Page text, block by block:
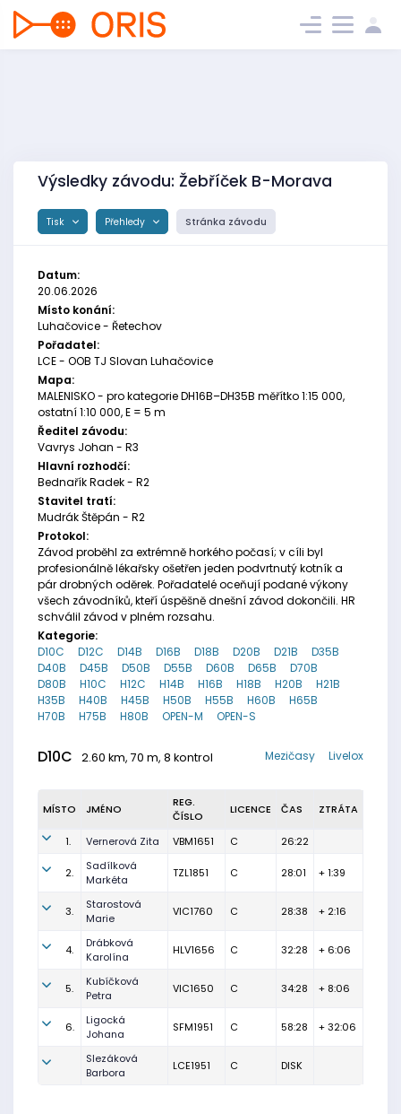
Výsledky závodu: Žebříček B-Morava
Tisk Přehledy Stránka závodu
Datum:
20.06.2026
Místo konání:
Luhačovice - Řetechov
Pořadatel:
LCE - OOB TJ Slovan Luhačovice
Mapa:
MALENISKO - pro kategorie DH16B–DH35B měřítko 1:15 000,
ostatní 1:10 000, E = 5 m
Ředitel závodu:
Vavrys Johan - R3
Hlavní rozhodčí:
Bednařík Radek - R2
Stavitel tratí:
Mudrák Štěpán - R2
Protokol:
Závod proběhl za extrémně horkého počasí; v cíli byl
profesionálně lékařsky ošetřen jeden podvrtnutý kotník a
pár drobných oděrek. Pořadatelé oceňují podané výkony
všech závodníků, kteří úspěšně dnešní závod dokončili. HR
schválil závod v plném rozsahu.
Kategorie:
D10C
D12C D14B D16B D18B D20B D21B
D35B
D40B
D45B D50B D55B D60B D65B
D70B
D80B
H10C H12C H14B H16B H18B H20B
H21B
H35B
H40B H45B H50B H55B H60B
H65B
H70B
H75B H80B OPEN-M OPEN-S
D10C 2.60 km, 70 m, 8 kontrol Livelox
Mezičasy
MÍSTO JMÉNO
REG.
ČÍSLO
LICENCE ČAS ZTRÁTA
1. Vernerová Zita VBM1651 C 26:22
2.
Sadílková
Markéta
TZL1851 C 28:01 + 1:39
3.
Starostová
Marie
VIC1760 C 28:38 + 2:16
4.
Drábková
Karolína
HLV1656 C 32:28 + 6:06
5.
Kubíčková
Petra
VIC1650 C 34:28 + 8:06
6.
Ligocká
Johana
SFM1951 C 58:28 + 32:06
Slezáková
Barbora
LCE1951 C DISK